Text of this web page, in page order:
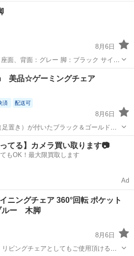
8月6日
駅 椅子
美品☆ゲーミングチェア
済 配送可
8月6日
置き）が付いたブラック＆ゴールドの
: PUレザー素材で、ヘッドレストとラ
属しています。機能: リクライニングや
ーク...
椅子
ってる】カメラ買い取ります📷
もOK！最大限買取します
Ad
ニングチェア 360°回転 ポケット
ルー 木脚
8月6日
ビングチェアとしてもご使用頂けるオ